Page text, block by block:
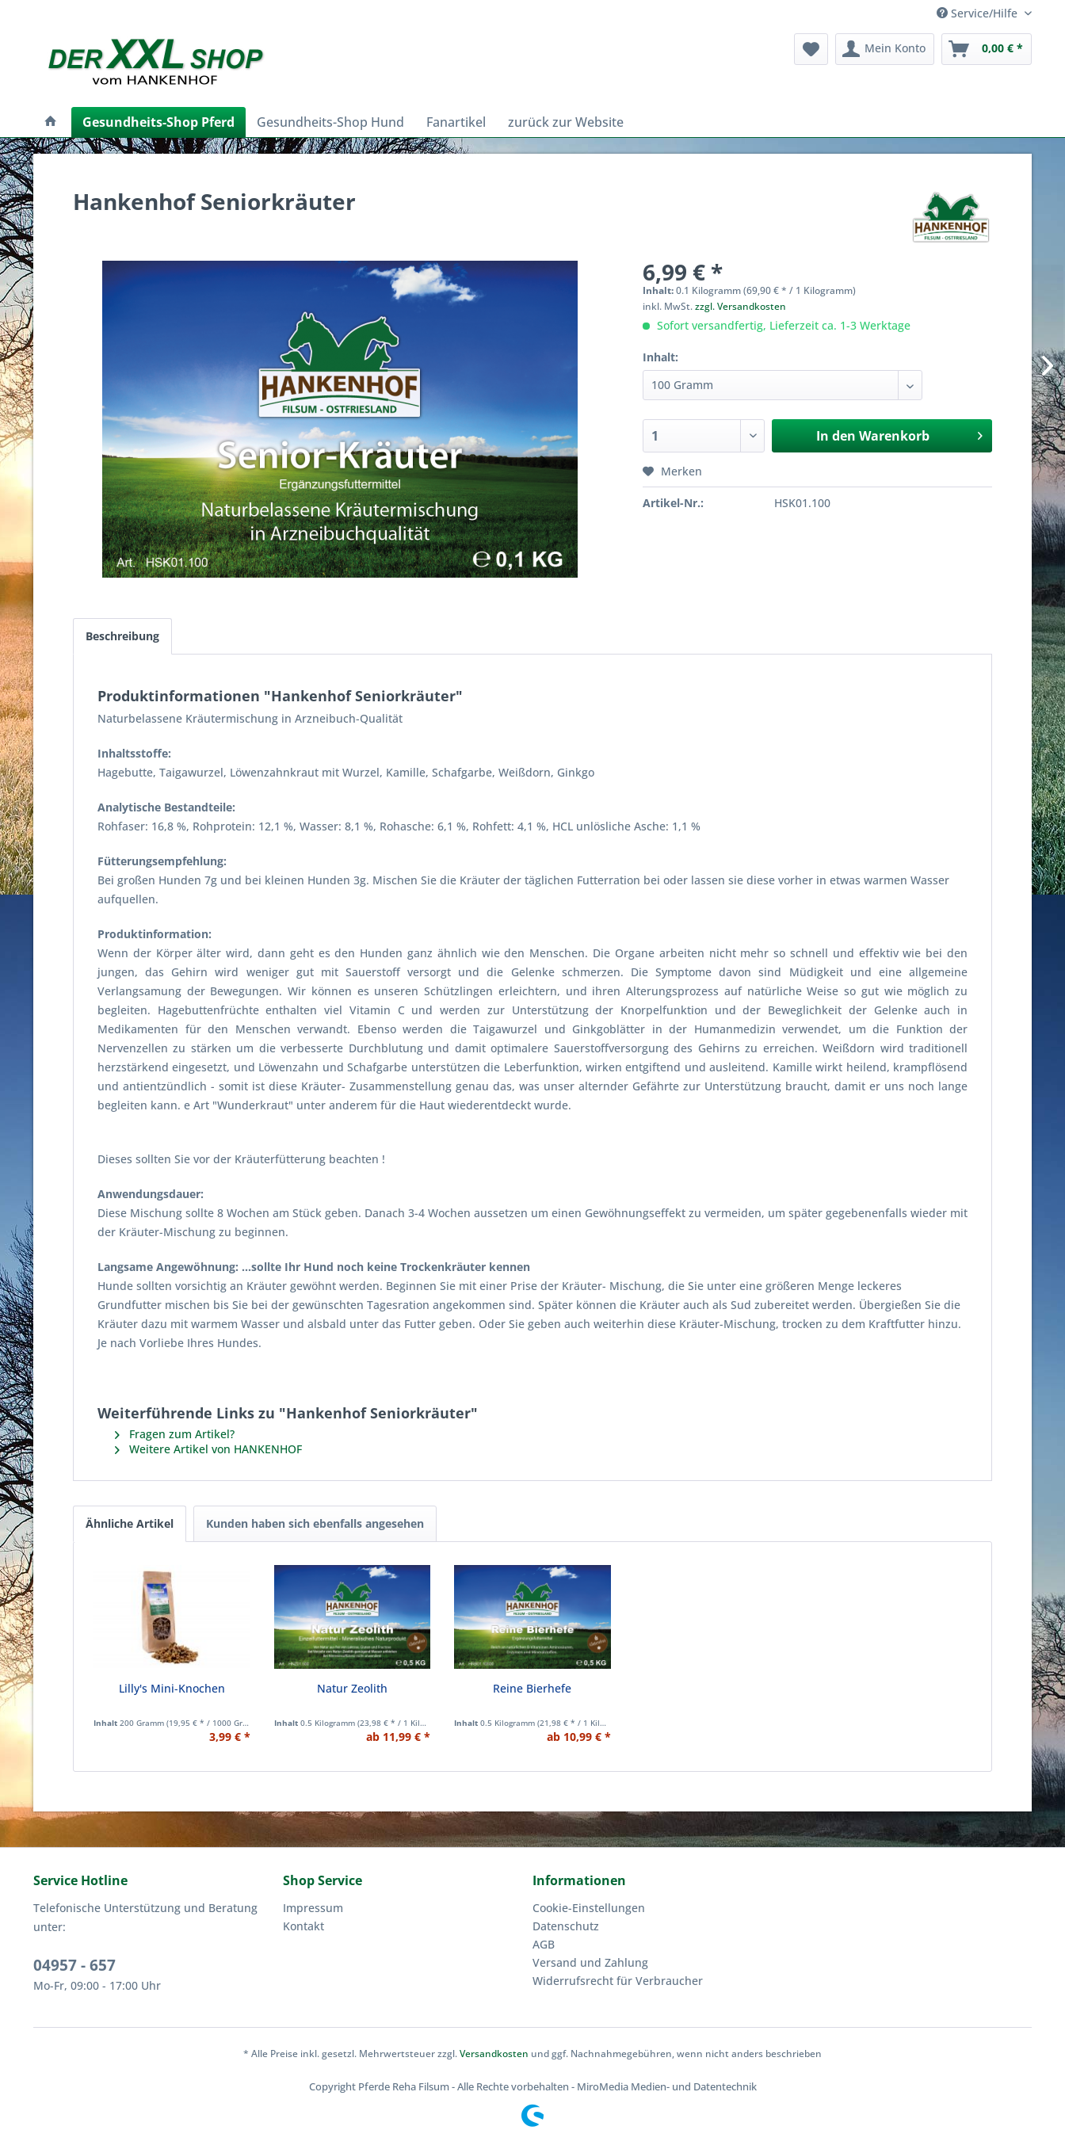
Service/Hilfe
Mein Konto 0,00 € *
Gesundheits-Shop Pferd Gesundheits-Shop Hund Fanartikel zurück zur Website
Hankenhof Seniorkräuter
6,99 € *
Inhalt:0.1 Kilogramm (69,90 € * / 1 Kilogramm)
inkl. MwSt.zzgl. Versandkosten
Sofort versandfertig, Lieferzeit ca. 1-3 Werktage
Inhalt:
In den Warenkorb
Merken
Artikel-Nr.: HSK01.100
Beschreibung
Produktinformationen "Hankenhof Seniorkräuter"
Naturbelassene Kräutermischung in Arzneibuch-Qualität
Inhaltsstoffe:
Hagebutte, Taigawurzel, Löwenzahnkraut mit Wurzel, Kamille, Schafgarbe, Weißdorn, Ginkgo
Analytische Bestandteile:
Rohfaser: 16,8 %, Rohprotein: 12,1 %, Wasser: 8,1 %, Rohasche: 6,1 %, Rohfett: 4,1 %, HCL unlösliche Asche: 1,1 %
Fütterungsempfehlung:
Bei großen Hunden 7g und bei kleinen Hunden 3g. Mischen Sie die Kräuter der täglichen Futterration bei oder lassen sie diese vorher in etwas warmen Wasser
aufquellen.
Produktinformation:
Wenn der Körper älter wird, dann geht es den Hunden ganz ähnlich wie den Menschen. Die Organe arbeiten nicht mehr so schnell und effektiv wie bei den
jungen, das Gehirn wird weniger gut mit Sauerstoff versorgt und die Gelenke schmerzen. Die Symptome davon sind Müdigkeit und eine allgemeine
Verlangsamung der Bewegungen. Wir können es unseren Schützlingen erleichtern, und ihren Alterungsprozess auf natürliche Weise so gut wie möglich zu
begleiten. Hagebuttenfrüchte enthalten viel Vitamin C und werden zur Unterstützung der Knorpelfunktion und der Beweglichkeit der Gelenke auch in
Medikamenten für den Menschen verwandt. Ebenso werden die Taigawurzel und Ginkgoblätter in der Humanmedizin verwendet, um die Funktion der
Nervenzellen zu stärken um die verbesserte Durchblutung und damit optimalere Sauerstoffversorgung des Gehirns zu erreichen. Weißdorn wird traditionell
herzstärkend eingesetzt, und Löwenzahn und Schafgarbe unterstützen die Leberfunktion, wirken entgiftend und ausleitend. Kamille wirkt heilend, krampflösend
und antientzündlich - somit ist diese Kräuter- Zusammenstellung genau das, was unser alternder Gefährte zur Unterstützung braucht, damit er uns noch lange
begleiten kann. e Art "Wunderkraut" unter anderem für die Haut wiederentdeckt wurde.
Dieses sollten Sie vor der Kräuterfütterung beachten !
Anwendungsdauer:
Diese Mischung sollte 8 Wochen am Stück geben. Danach 3-4 Wochen aussetzen um einen Gewöhnungseffekt zu vermeiden, um später gegebenenfalls wieder mit
der Kräuter-Mischung zu beginnen.
Langsame Angewöhnung: ...sollte Ihr Hund noch keine Trockenkräuter kennen
Hunde sollten vorsichtig an Kräuter gewöhnt werden. Beginnen Sie mit einer Prise der Kräuter- Mischung, die Sie unter eine größeren Menge leckeres
Grundfutter mischen bis Sie bei der gewünschten Tagesration angekommen sind. Später können die Kräuter auch als Sud zubereitet werden. Übergießen Sie die
Kräuter dazu mit warmem Wasser und alsbald unter das Futter geben. Oder Sie geben auch weiterhin diese Kräuter-Mischung, trocken zu dem Kraftfutter hinzu.
Je nach Vorliebe Ihres Hundes.
Weiterführende Links zu "Hankenhof Seniorkräuter"
Fragen zum Artikel?
Weitere Artikel von HANKENHOF
Ähnliche Artikel Kunden haben sich ebenfalls angesehen
Lilly's Mini-Knochen
Inhalt 200 Gramm (19,95 € * / 1000 Gramm)
3,99 € *
Natur Zeolith
Inhalt 0.5 Kilogramm (23,98 € * / 1 Kilogramm)
ab 11,99 € *
Reine Bierhefe
Inhalt0.5 Kilogramm(21,98 € * / 1 Kilogramm)
ab 10,99 € *
Service Hotline
Telefonische Unterstützung und Beratung
unter:
04957 - 657
Mo-Fr, 09:00 - 17:00 Uhr
Shop Service
Impressum
Kontakt
Informationen
Cookie-Einstellungen
Datenschutz
AGB
Versand und Zahlung
Widerrufsrecht für Verbraucher
* Alle Preise inkl. gesetzl. Mehrwertsteuer zzgl.Versandkosten und ggf. Nachnahmegebühren, wenn nicht anders beschrieben
Copyright Pferde Reha Filsum - Alle Rechte vorbehalten - MiroMedia Medien- und Datentechnik